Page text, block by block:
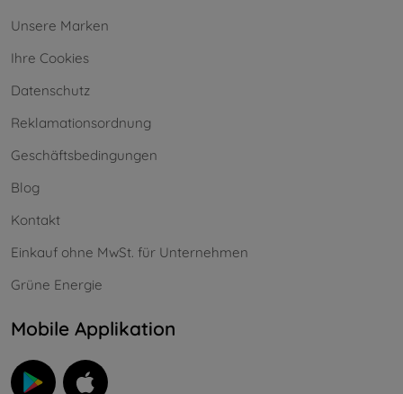
Unsere Marken
Ihre Cookies
Datenschutz
Reklamationsordnung
Geschäftsbedingungen
Blog
Kontakt
Einkauf ohne MwSt. für Unternehmen
Grüne Energie
Mobile Applikation